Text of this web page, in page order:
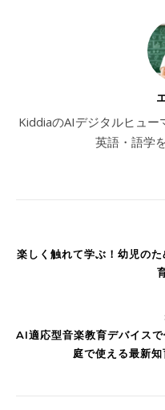
KiddiaのAIデジタルヒュ
英語・語学
楽しく触れて学ぶ！幼児の
AI適応型音楽教育デバイス
庭で使える最新